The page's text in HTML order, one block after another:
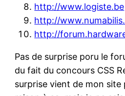
http://www.logiste.be
http://
http://
Pas de surprise poru le
du fait du concours CSS
surprise vient de mon site